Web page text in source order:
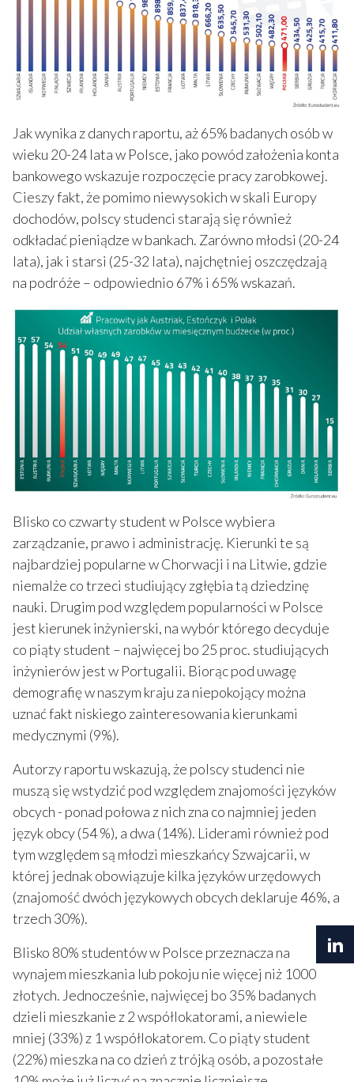
Jak wynika z danych raportu, aż 65% badanych osób w
wieku 20-24 lata w Polsce, jako powód założenia konta
bankowego wskazuje rozpoczęcie pracy zarobkowej.
Cieszy fakt, że pomimo niewysokich w skali Europy
dochodów, polscy studenci starają się również
odkładać pieniądze w bankach. Zarówno młodsi (20-24
lata), jak i starsi (25-32 lata), najchętniej oszczędzają
na podróże – odpowiednio 67% i 65% wskazań.
Blisko co czwarty student w Polsce wybiera
zarządzanie, prawo i administrację. Kierunki te są
najbardziej popularne w Chorwacji i na Litwie, gdzie
niemalże co trzeci studiujący zgłębia tą dziedzinę
nauki. Drugim pod względem popularności w Polsce
jest kierunek inżynierski, na wybór którego decyduje
co piąty student – najwięcej bo 25 proc. studiujących
inżynierów jest w Portugalii. Biorąc pod uwagę
demografię w naszym kraju za niepokojący można
uznać fakt niskiego zainteresowania kierunkami
medycznymi (9%).
Autorzy raportu wskazują, że polscy studenci nie
muszą się wstydzić pod względem znajomości języków
obcych - ponad połowa z nich zna co najmniej jeden
język obcy (54 %), a dwa (14%). Liderami również pod
tym względem są młodzi mieszkańcy Szwajcarii, w
której jednak obowiązuje kilka języków urzędowych
(znajomość dwóch językowych obcych deklaruje 46%, a
trzech 30%).
Blisko 80% studentów w Polsce przeznacza na
wynajem mieszkania lub pokoju nie więcej niż 1000
złotych. Jednocześnie, najwięcej bo 35% badanych
dzieli mieszkanie z 2 współlokatorami, a niewiele
mniej (33%) z 1 współlokatorem. Co piąty student
(22%) mieszka na co dzień z trójką osób, a pozostałe